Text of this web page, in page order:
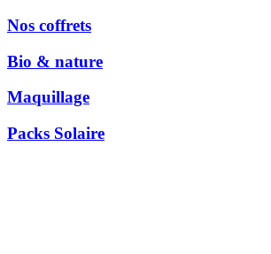
Nos coffrets
Bio & nature
Maquillage
Packs Solaire